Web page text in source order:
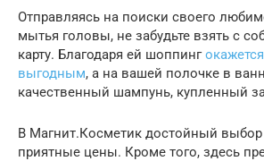
Отправляясь на поиски своего
мытья головы, не забудьте взять с
карту. Благодаря ей шоппинг
выгодным, а на вашей полочке в
качественный шампунь, купленный
В Магнит.Косметик достойный
приятные цены. Кроме того, здесь